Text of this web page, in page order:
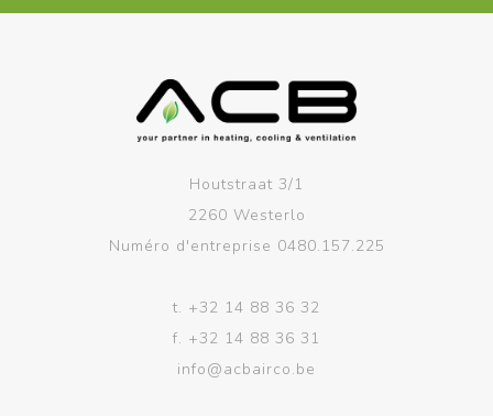
Houtstraat 3/1
2260 Westerlo
Numéro d'entreprise 0480.157.225
t. +32 14 88 36 32
f. +32 14 88 36 31
info@acbairco.be